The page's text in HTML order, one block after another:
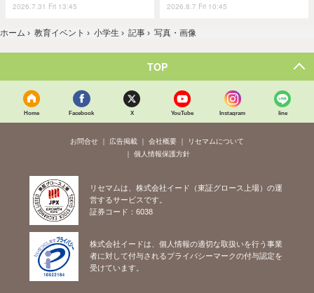
2026.7.31 Fri 13:45 2026.8.7 Fri 10:45
ホーム › 教育イベント › 小学生 › 記事 › 写真・画像
TOP
Home Facebook X YouTube Instagram line
お問合せ 広告掲載 会社概要
リセマムについて
個人情報保護方針
リセマムは、株式会社イード（東証グロース上場）の運
営するサービスです。
証券コード：6038
株式会社イードは、個人情報の適切な取扱いを行う事業
者に対して付与されるプライバシーマークの付与認定を
受けています。